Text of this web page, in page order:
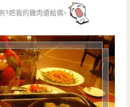
?把我的雞肉還給偶~